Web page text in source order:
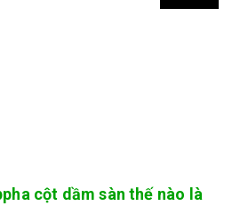
cột dầm sàn thế nào là